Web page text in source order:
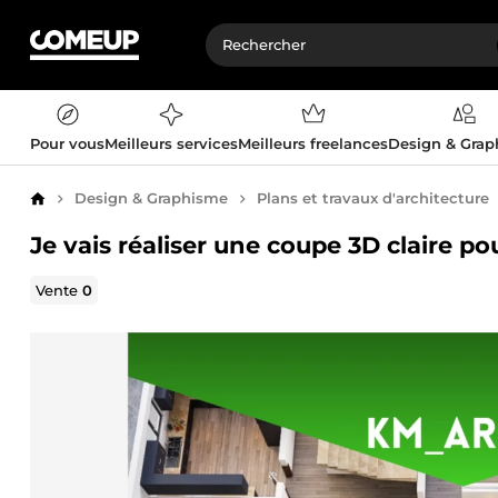
Pour vousMeilleurs servicesMeilleurs freelancesDesign &
AccueilDesign & Graphisme Plans et travaux d'architecture
Je vais réaliser une coupe 3D claire
Vente0